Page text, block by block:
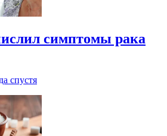
симптомы рака
спустя